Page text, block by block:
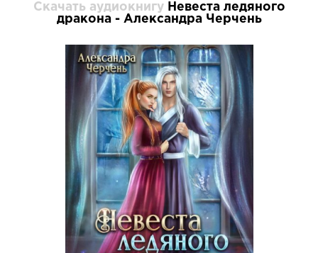
Скачать аудиокнигу Невеста ледяного
дракона - Александра Черчень